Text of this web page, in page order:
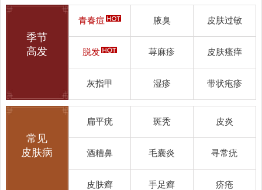
季节
高发
青春痘 腋臭 皮肤过敏
脱发 荨麻疹 皮肤瘙痒
灰指甲 湿疹 带状疱疹
常见
皮肤病
扁平疣 斑秃 皮炎
酒糟鼻 毛囊炎 寻常疣
皮肤癣 手足癣 疥疮